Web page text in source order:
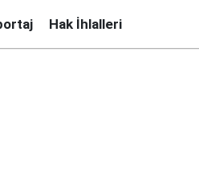
Hak İhlalleri